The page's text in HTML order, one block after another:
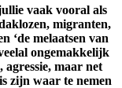
vaak vooral als
migranten,
‘de melaatsen van
ongemakkelijk
maar net
zijn waar te nemen